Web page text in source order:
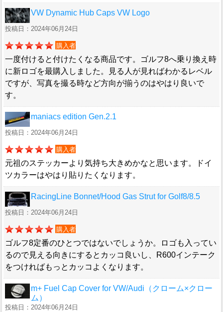
VW Dynamic Hub Caps VW Logo
投稿日：2024年06月24日
購入者
一度付けると付けたくなる商品です。ゴルフ8へ乗り換え時
に新ロゴを最購入しました。見る人が見ればわかるレベル
ですが、写真を撮る時など方向が揃うのはやはり良いで
す。
maniacs edition Gen.2.1
投稿日：2024年06月24日
購入者
元祖のステッカーより気持ち大きめかなと思います。ドイ
ツカラーはやはり貼りたくなります。
RacingLine Bonnet/Hood Gas Strut for Golf8/8.5
投稿日：2024年06月24日
購入者
ゴルフ8定番のひとつではないでしょうか。ロゴも入ってい
るので見える向きにするとカッコ良いし、R600インテーク
をつければもっとカッコよくなります。
m+ Fuel Cap Cover for VW/Audi（クローム×クロー
ム）
投稿日：2024年06月24日